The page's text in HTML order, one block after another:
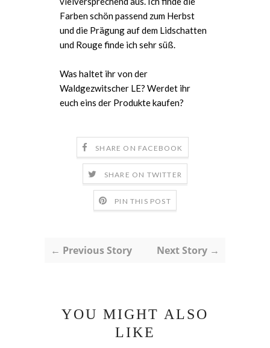
Farben schön passend zum Herbst
und die Prägung auf dem Lidschatten
und Rouge finde ich sehr süß.
Was haltet ihr von der
Waldgezwitscher LE? Werdet ihr
euch eins der Produkte kaufen?
SHARE ON FACEBOOK
SHARE ON TWITTER
PIN THIS POST
← Previous Story Next Story →
YOU MIGHT ALSO
LIKE